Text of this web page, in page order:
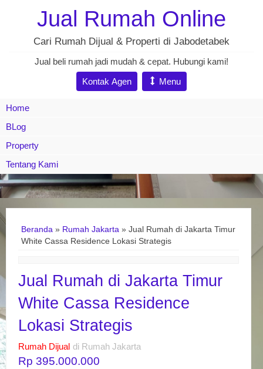
Jual Rumah Online
Cari Rumah Dijual & Properti di Jabodetabek
Jual beli rumah jadi mudah & cepat. Hubungi kami!
Kontak Agen
Menu
Home
BLog
Property
Tentang Kami
Beranda » Rumah Jakarta » Jual Rumah di Jakarta Timur
White Cassa Residence Lokasi Strategis
Jual Rumah di Jakarta Timur
White Cassa Residence
Lokasi Strategis
Rumah Dijual di Rumah Jakarta
Rp 395.000.000